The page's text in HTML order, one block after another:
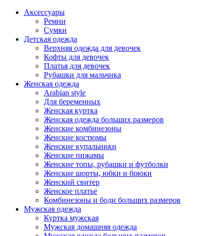
Аксессуары
Ремни
Сумки
Детская одежда
Верхняя одежда для девочек
Кофты для девочек
Платья для девочек
Рубашки для мальчика
Женская одежда
Arabian style
Для беременных
Женская куртка
Женская одежда больших размеров
Женские комбинезоны
Женские костюмы
Женские купальники
Женские пижамы
Женские топы, рубашки и футболки
Женские шорты, юбки и брюки
Женский свитер
Женское платье
Комбинезоны и боди больших размеров
Мужская одежда
Куртка мужская
Мужская домашняя одежда